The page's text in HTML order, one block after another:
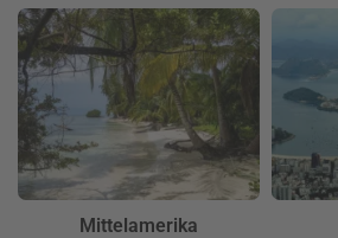
Mittelamerika